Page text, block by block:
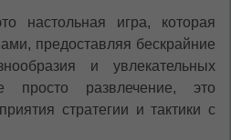
настольная игра, которая
предоставляя бескрайние
и увлекательных
просто развлечение, это
стратегии и тактики с